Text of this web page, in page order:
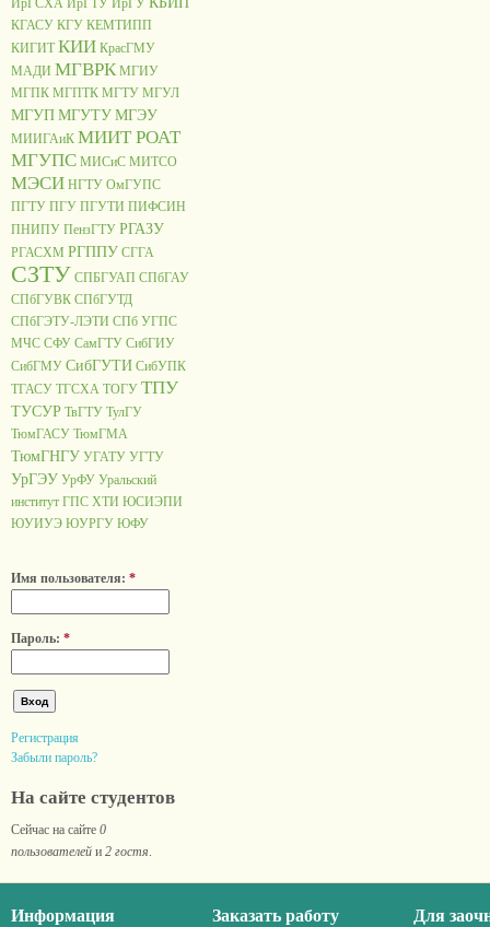
ИрГСХА ИрГТУ ИрГУ
КГАСУ КГУ КЕМТИПП
КИГИТ КИИ КрасГМУ
МАДИ МГВРК МГИУ
МГПК МГПТК МГТУ МГУЛ
МГУПМГУТУМГЭУ
МИИГАиК МИИТ РОАТ
МГУПС МИСиС МИТСО
МЭСИ НГТУ ОмГУПС
ПГТУ ПГУ ПГУТИ ПИФСИН
ПНИПУ ПензГТУ РГАЗУ
РГАСХМ РГППУ СГГА
СЗТУ СПБГУАП СПбГАУ
СПбГУВК СПбГУТД
СПбГЭТУ-ЛЭТИ СПб УГПС
МЧС СФУ СамГТУ СибГИУ
СибГМУ СибГУТИ СибУПК
ТГАСУ ТГСХА ТОГУ ТПУ
ТУСУР ТвГТУ ТулГУ
ТюмГАСУ ТюмГМА
ТюмГНГУ УГАТУ УГТУ
УрГЭУ УрФУ Уральский
институт ГПС ХТИ ЮСИЭПИ
ЮУИУЭ ЮУРГУ ЮФУ
Имя пользователя: *
Пароль: *
Регистрация
Забыли пароль?
На сайте студентов
Сейчас на сайте 0
пользователей и 2 гостя
Информация Заказать работу Для